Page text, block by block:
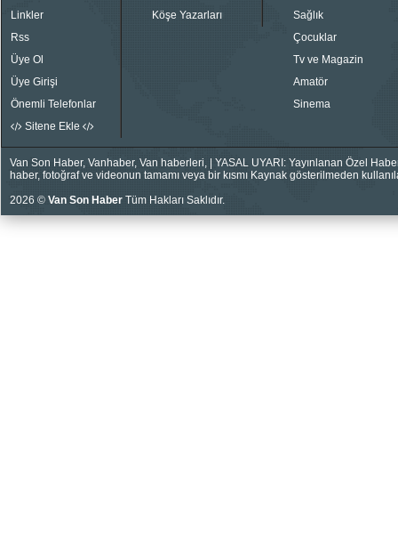
Linkler
Rss
Üye Ol
Üye Girişi
Önemli Telefonlar
Sitene Ekle
Köşe Yazarları
Sağlık
Çocuklar
Tv ve Magazin
Amatör
Sinema
Van Son Haber, Vanhaber, Van haberleri, | YASAL UYARI: Yayınlanan Özel
haber, fotoğraf ve videonun tamamı veya bir kısmı Kaynak gösterilmeden
2026 © Van Son Haber Tüm Hakları Saklıdır.